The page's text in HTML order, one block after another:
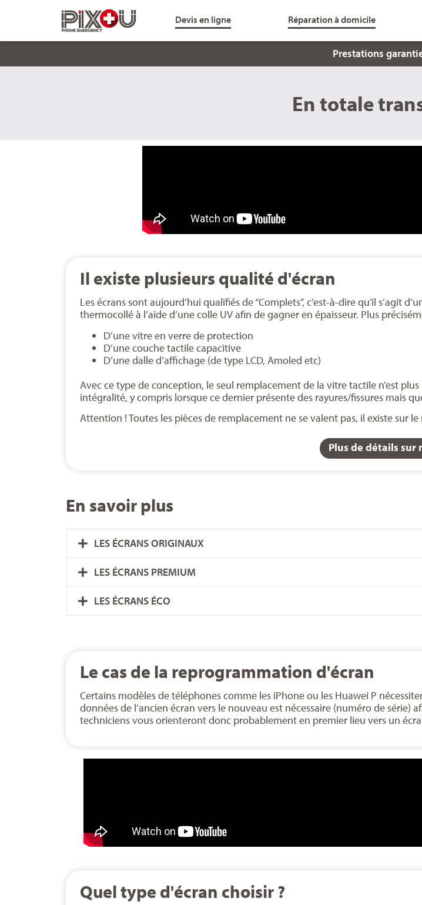
Devis en ligne Réparation à domicile
Prestations
En totale
Il existe plusieurs qualité d'écran
Les écrans sont aujourd’hui qualifiés de “Complets”, c’est-à-dire qu’il s’agit
thermocollé à l’aide d’une colle UV afin de gagner en épaisseur. Plus
D’une vitre en verre de protection
D’une couche tactile capacitive
D’une dalle d’affichage (de type LCD, Amoled etc)
Avec ce type de conception, le seul remplacement de la vitre tactile n’est
intégralité, y compris lorsque ce dernier présente des rayures/fissures mais
Attention ! Toutes les pièces de remplacement ne se valent pas, il existe sur
Plus de détails sur
En savoir plus
LES ÉCRANS ORIGINAUX
LES ÉCRANS PREMIUM
LES ÉCRANS ÉCO
Le cas de la reprogrammation d'écran
Certains modèles de téléphones comme les iPhone ou les Huawei P
données de l’ancien écran vers le nouveau est nécessaire (numéro de
techniciens vous orienteront donc probablement en premier lieu vers un
Quel type d'écran choisir ?